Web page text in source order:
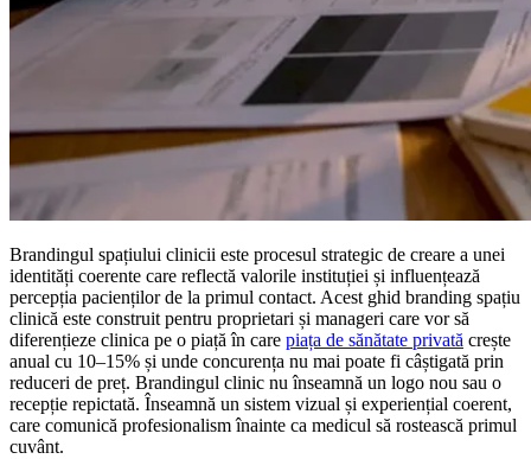
Brandingul spațiului clinicii este procesul strategic de creare a unei
identități coerente care reflectă valorile instituției și influențează
percepția pacienților de la primul contact. Acest ghid branding spațiu
clinică este construit pentru proprietari și manageri care vor să
diferențieze clinica pe o piață în care piața de sănătate privată crește
anual cu 10–15% și unde concurența nu mai poate fi câștigată prin
reduceri de preț. Brandingul clinic nu înseamnă un logo nou sau o
recepție repictată. Înseamnă un sistem vizual și experiențial coerent,
care comunică profesionalism înainte ca medicul să rostească primul
cuvânt.